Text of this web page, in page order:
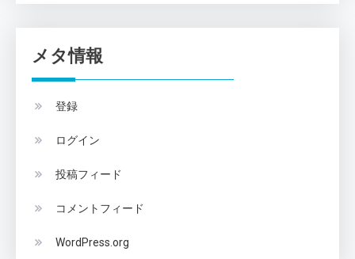
メタ情報
登録
ログイン
投稿フィード
コメントフィード
WordPress.org